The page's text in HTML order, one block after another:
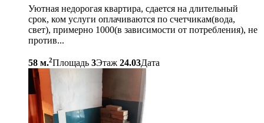
Уютная недорогая квартира, сдается на длительный
срок, ком услуги оплачиваются по счетчикам(вода,
свет), примерно 1000(в зависимости от потребления), не
против...
58 м.2Площадь 3Этаж 24.03Дата